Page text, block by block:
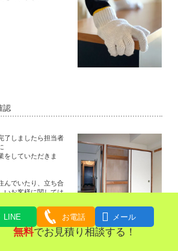
認
了しましたら担当者
をしていただきま
んでいたり、立ち合
いお客様に関しては
LINE お電話  メール
無料でお見積り相談する！